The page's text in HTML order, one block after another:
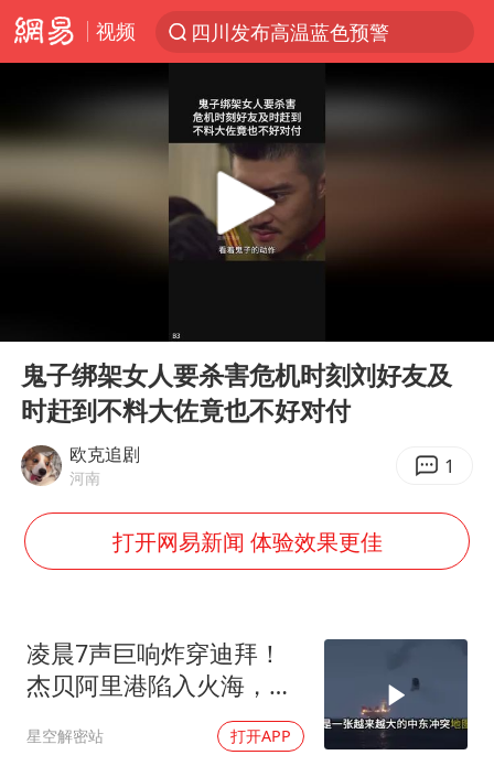
视频
四川发布高温蓝色预警
中央气象台继续发布暴雨橙警
成都多趟列车临时停运
路虎卫士110 HSE限时降价
演员秦焰去世 曾出演《狂飙》
河南启动防汛四级应急响应
SK海力士回应“或出售重庆工厂”传闻
周星驰妈妈现身香港首映礼
56岁刘奕君跟13岁女儿合跳
“还不如不放假”
Play
鬼子绑架女人要杀害危机时刻刘好友及
时赶到不料大佐竟也不好对付
欧克追剧
河南 1
打开网易新闻 体验效果更佳
凌晨7声巨响炸穿迪拜！
杰贝阿里港陷入火海，美
军弹药库告急让中东盟友
彻底心寒
星空解密站 打开APP